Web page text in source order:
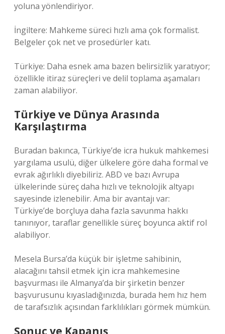
yoluna yönlendiriyor.
İngiltere: Mahkeme süreci hızlı ama çok formalist.
Belgeler çok net ve prosedürler katı.
Türkiye: Daha esnek ama bazen belirsizlik yaratıyor;
özellikle itiraz süreçleri ve delil toplama aşamaları
zaman alabiliyor.
Türkiye ve Dünya Arasında
Karşılaştırma
Buradan bakınca, Türkiye’de icra hukuk mahkemesi
yargılama usulü, diğer ülkelere göre daha formal ve
evrak ağırlıklı diyebiliriz. ABD ve bazı Avrupa
ülkelerinde süreç daha hızlı ve teknolojik altyapı
sayesinde izlenebilir. Ama bir avantajı var:
Türkiye’de borçluya daha fazla savunma hakkı
tanınıyor, taraflar genellikle süreç boyunca aktif rol
alabiliyor.
Mesela Bursa’da küçük bir işletme sahibinin,
alacağını tahsil etmek için icra mahkemesine
başvurması ile Almanya’da bir şirketin benzer
başvurusunu kıyasladığınızda, burada hem hız hem
de tarafsızlık açısından farklılıkları görmek mümkün.
Sonuç ve Kapanış